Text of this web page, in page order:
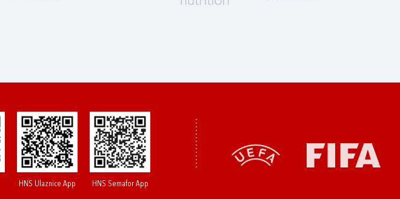
HNS Ulaznice App HNS Semafor App